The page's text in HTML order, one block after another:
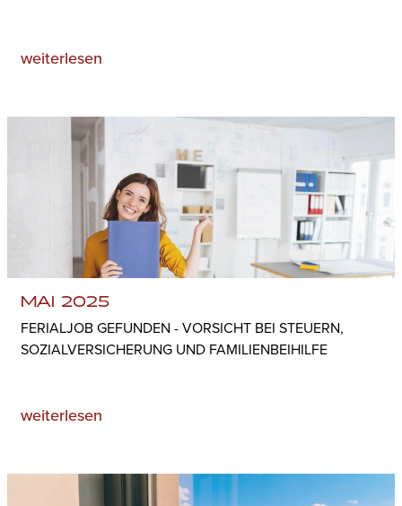
weiterlesen
MAI 2025
FERIALJOB GEFUNDEN - VORSICHT BEI STEUERN,
SOZIALVERSICHERUNG UND FAMILIENBEIHILFE
weiterlesen